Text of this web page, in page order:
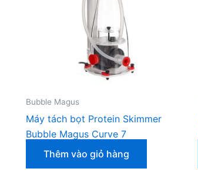
Bubble Magus
Máy tách bọt Protein Skimmer
Bubble Magus Curve 7
Thêm vào giỏ hàng